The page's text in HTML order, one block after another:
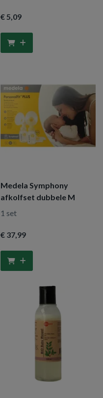
€ 5,09
Medela Symphony
afkolfset dubbele M
1 set
€ 37,99